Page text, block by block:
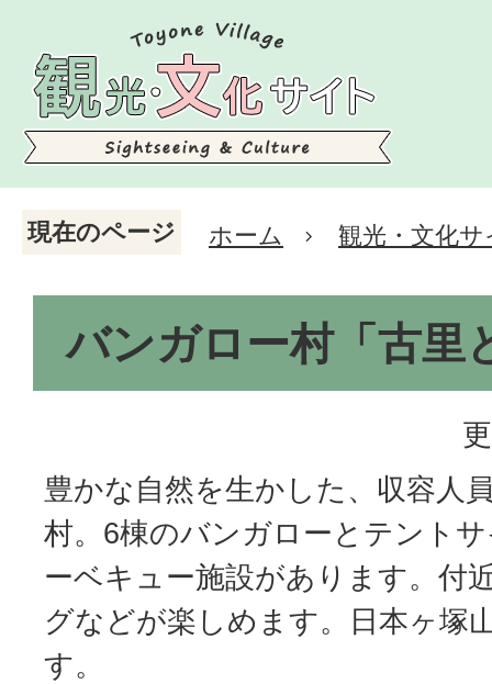
現在のページ ホーム 観光・文化サ
バンガロー村「古里
豊かな自然を生かした、収容人
村。6棟のバンガローとテント
ーベキュー施設があります。付
グなどが楽しめます。日本ヶ塚
す。